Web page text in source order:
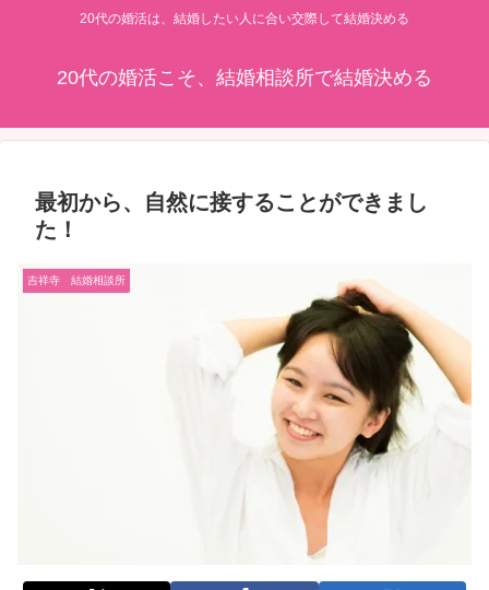
20代の婚活は、結婚したい人に合い交際して結婚決める
20代の婚活こそ、結婚相談所で結婚決める
最初から、自然に接することができまし
た！
吉祥寺 結婚相談所